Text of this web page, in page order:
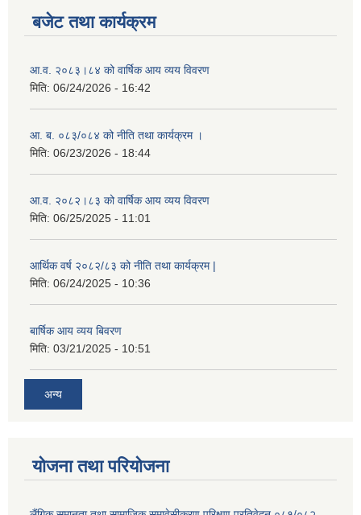
बजेट तथा कार्यक्रम
आ.व. २०८३।८४ को वार्षिक आय व्यय विवरण
मिति: 06/24/2026 - 16:42
आ. ब. ०८३/०८४ को नीति तथा कार्यक्रम ।
मिति: 06/23/2026 - 18:44
आ.व. २०८२।८३ को वार्षिक आय व्यय विवरण
मिति: 06/25/2025 - 11:01
आर्थिक वर्ष २०८२/८३ को नीति तथा कार्यक्रम |
मिति: 06/24/2025 - 10:36
बार्षिक आय व्यय बिवरण
मिति: 03/21/2025 - 10:51
अन्य
योजना तथा परियोजना